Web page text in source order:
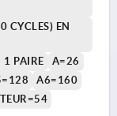
CYCLES) EN
1 PAIRE
A=26
A6=160